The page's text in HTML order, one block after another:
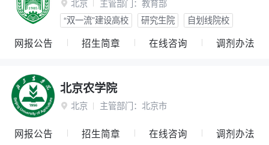
 北京 主管部门： 教育部
“双一流”建设高校
研究生院 自划线院校
网报公告 招生简章 在线咨询 调剂办法
北京农学院
 北京 主管部门： 北京市
网报公告 招生简章 在线咨询 调剂办法